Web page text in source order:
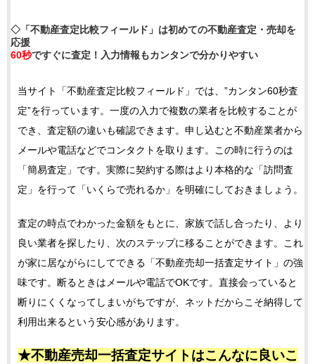
◇「不動産査定比較フィールド」は初めての不動産査定・売却を
応援
60秒ですぐに査定！入力情報もカンタンで分かりやすい
当サイト「不動産査定比較フィールド」では、”カンタン60秒査
定”を行っています。一度の入力で複数の業者を比較することが
でき、査定額の違いも確認できます。申し込むと不動産業者から
メールや電話などでコンタクトを取ります。この時に行うのは
「簡易査定」です。実際に契約する際はより本格的な「訪問査
定」を行って「いくらで売れるか」を明確にしておきましょう。
査定の時点でわかった金額をもとに、家族で話し合ったり、より
良い業者を探したり、次のステップに移ることができます。これ
が家に居ながらにしてできる「不動産売却一括査定サイト」の強
味です。断るときはメールや電話でOKです。直接会っていると
断りにくくなってしまいがちですが、ネットだからこそ納得して
利用出来るという安心感があります。
★不動産売却一括査定サイトはこんなに良いこ